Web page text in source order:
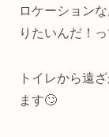
ロケーション
りたいんだ！
トイレから遠
ます🙄